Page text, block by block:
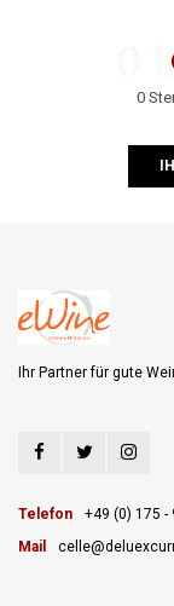
0
Ihr Partner für gute
Telefon
+49 (0) 175 -
Mail